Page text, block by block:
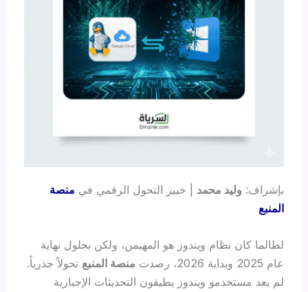
بإشراف: وليد محمد | خبير التحول الرقمي في منصة
المنبع
لطالما كان نظام ويندوز هو المهيمن، ولكن بحلول نهاية
عام 2025 وبداية 2026، رصدت
منصة المنبع تحولاً جذرياً.
لم يعد مستخدمو ويندوز يطيقون التحديثات الإجبارية